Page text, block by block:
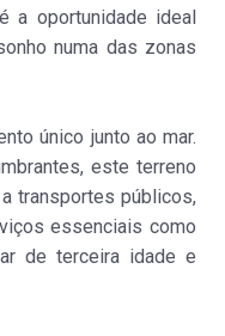
a oportunidade ideal
numa das zonas
único junto ao mar.
este terreno
transportes públicos,
essenciais como
de terceira idade e